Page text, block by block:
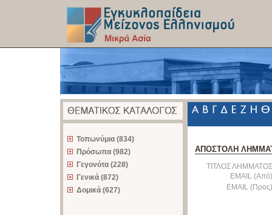
Τοπωνύμια (834)
Πρόσωπα (982)
Γεγονότα (228)
Γενικά (872)
Δομικά (627)
ΑΠΟΣΤΟΛΗ
ΤΙΤΛΟΣ
EMAIL
EMAIL